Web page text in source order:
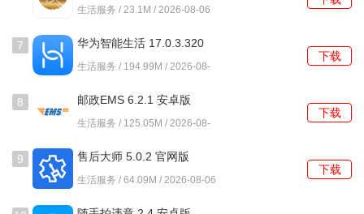
查看介绍：点击感兴趣的魔法袋，进入详情页面，可以查看
格、取袋时间、商家信息(如商家名称、地址、联系电话)等。
评价，了解食物的口味、新鲜度等情况，以便做出更好的选
预定下单：确定要购买后，点击“预定”或“下单”按钮，按照提
示填写相关信息，如购买数量等，然后支付费用即可完成预
定。
生活服务 / 23.1M / 2026-08-06
7
华为智能生活 17.0.3.320
官方版
生活服务 / 194.99M / 2026-08-
下载
8 邮政EMS 6.2.1 安卓版
生活服务 / 125.05M / 2026-08-
下载
9 售后大师 5.0.2 官网版
生活服务 / 64.09M / 2026-08-06
下载